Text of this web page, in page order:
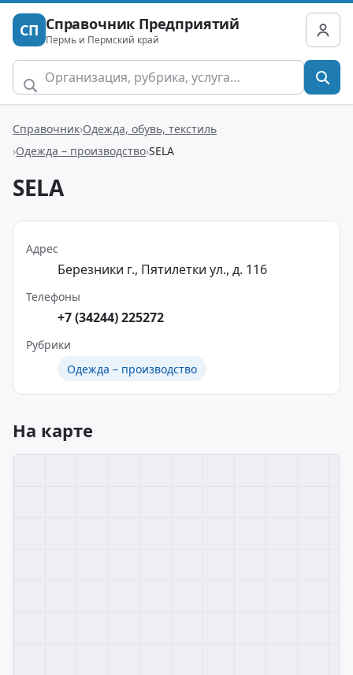
СП Справочник Предприятий
Пермь и Пермский край
Справочник Одежда, обувь, текстиль
Одежда – производство SELA
SELA
Адрес
Березники г., Пятилетки ул., д. 116
Телефоны
+7 (34244) 225272
Рубрики
Одежда – производство
На карте